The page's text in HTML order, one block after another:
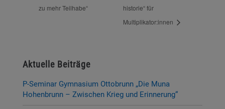
zu mehr Teilhabe“
historie“ für
Multiplikator:innen
Aktuelle Beiträge
P-Seminar Gymnasium Ottobrunn „Die Muna
Hohenbrunn – Zwischen Krieg und Erinnerung“